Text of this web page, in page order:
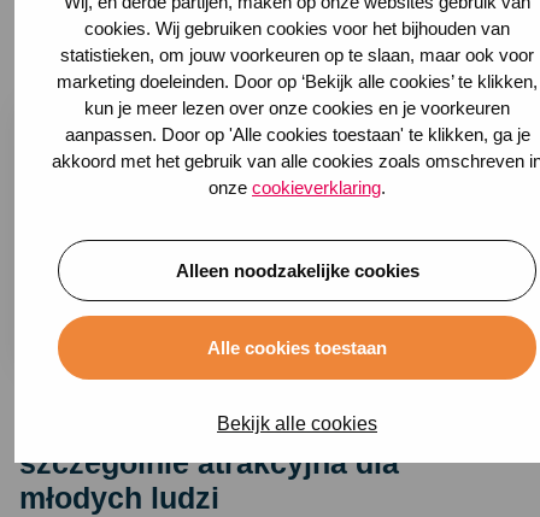
cookies. Wij gebruiken cookies voor het bijhouden van
statistieken, om jouw voorkeuren op te slaan, maar ook voor
marketing doeleinden. Door op ‘Bekijk alle cookies’ te klikken,
kun je meer lezen over onze cookies en je voorkeuren
aanpassen. Door op 'Alle cookies toestaan' te klikken, ga je
akkoord met het gebruik van alle cookies zoals omschreven
onze cookieverklaring.
Alleen noodzakelijke cookies
Alle cookies toestaan
Bekijk alle cookies
przypadku zgłoszenia roszczenia jest ono również
rejestrowane w Roy-data.
Ochrona bez roszczeń jest
szczególnie atrakcyjna dla
młodych ludzi